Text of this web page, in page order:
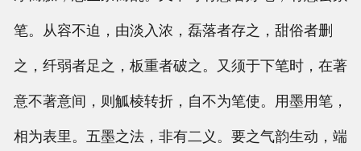
笔。从容不迫，由淡入浓，磊落者存之，甜俗者删
之，纤弱者足之，板重者破之。又须于下笔时，在著
意不著意间，则觚棱转折，自不为笔使。用墨用笔，
相为表里。五墨之法，非有二义。要之气韵生动，端